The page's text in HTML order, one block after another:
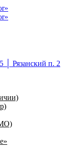
│ Рязанский п. 2